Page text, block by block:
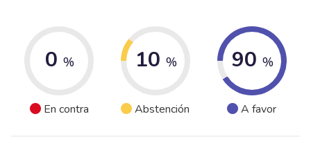
0 %
En contra
10 %
Abstención
90 %
A favor